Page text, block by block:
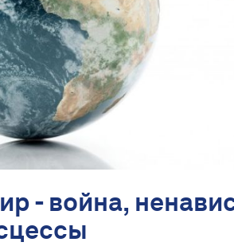
- война,